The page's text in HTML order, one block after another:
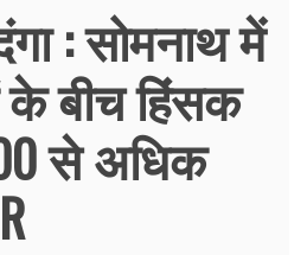
: सोमनाथ में
के बीच हिंसक
से अधिक